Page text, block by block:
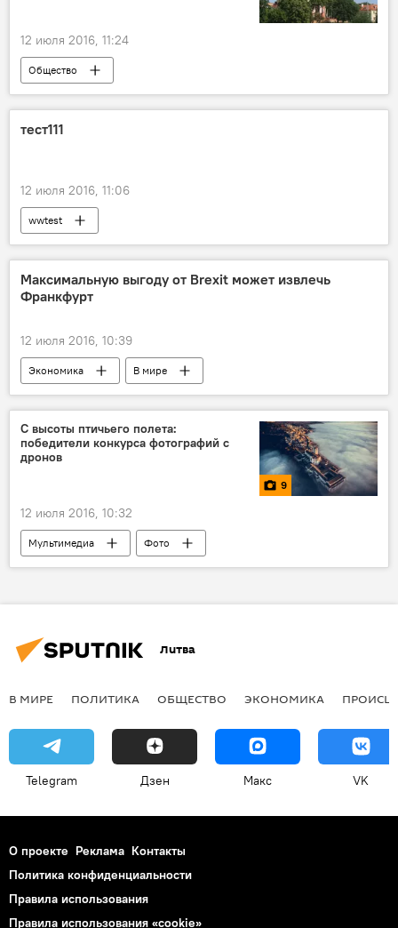
12 июля 2016, 11:24
Общество
Социологи спрашивают — литовцы отвечают
тест111
12 июля 2016, 11:06
wwtest
Максимальную выгоду от Brexit может извлечь
Франкфурт
12 июля 2016, 10:39
Экономика В мире
С высоты птичьего полета:
победители конкурса фотографий с
дронов
9
12 июля 2016, 10:32
Мультимедиа Фото
Литва
В МИРЕ ПОЛИТИКА ОБЩЕСТВО ЭКОНОМИКА
Telegram Дзен Макс VK
О проекте Реклама Контакты
Политика конфиденциальности
Правила использования
Правила использования «cookie»